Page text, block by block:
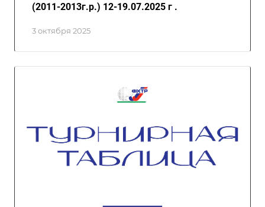
3 октября 2025
(2011-2013г.р.) 12-19.07.2025 г .